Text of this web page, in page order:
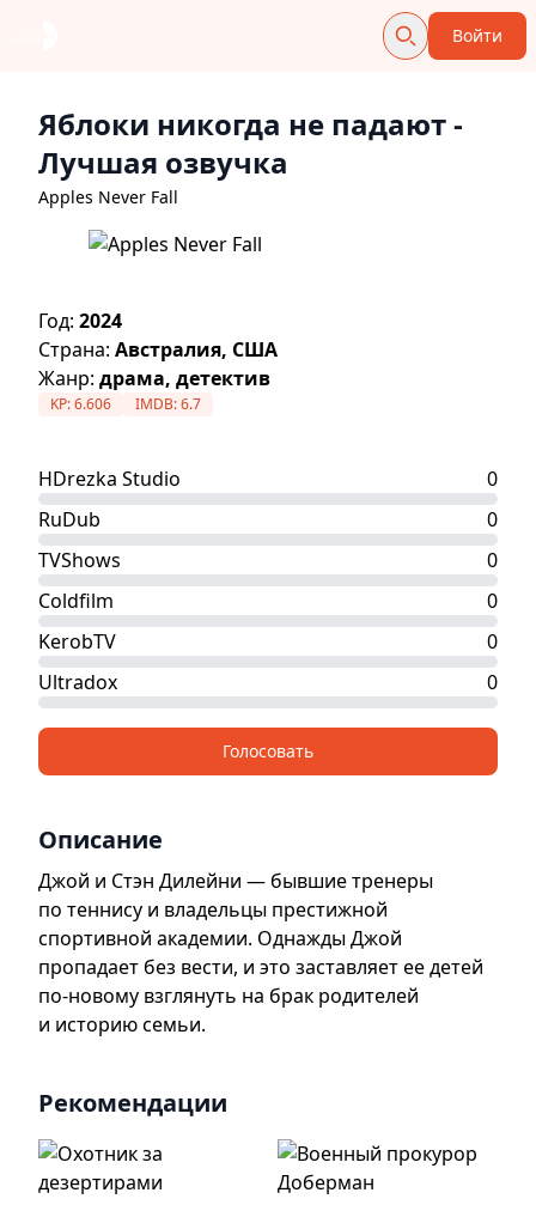
Войти
Яблоки никогда не падают-
Лучшая озвучка
Apples Never Fall
Год: 2024
Страна: Австралия, США
Жанр: драма, детектив
KP:6.606 IMDB:6.7
HDrezka Studio
0
RuDub
0
TVShows
0
Coldfilm
0
KerobTV
0
Ultradox
0
Голосовать
Описание
Джой и Стэн Дилейни — бывшие тренеры
по теннису и владельцы престижной
спортивной академии. Однажды Джой
пропадает без вести, и это заставляет ее детей
по-новому взглянуть на брак родителей
и историю семьи.
Рекомендации